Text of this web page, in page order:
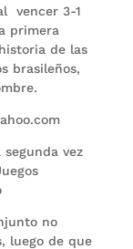
vencer 3-1
primera
de las
brasileños,
vez
no
luego de que